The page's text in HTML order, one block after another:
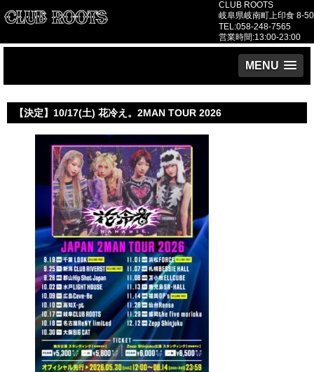
CLUB ROOTS
岐阜県岐南町上印食 8-50
TEL:058-248-7565
営業時間:13:00-23:00
MENU
【決定】10/17(土) 花冷え。2MAN TOUR 2026